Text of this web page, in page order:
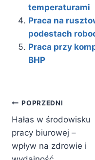
temperaturami
Praca na
podestach
Praca przy
BHP
Nawigacja
wpisu
POPRZEDNI
Hałas w środowisku
pracy biurowej –
wpływ na zdrowie i